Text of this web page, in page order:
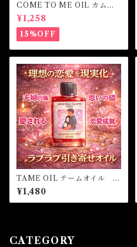
COME TO ME OIL カムト
ゥーミーオイル
¥1,258
15%OFF
TAME OIL テームオイル -
理想の恋愛を引き寄せる-
¥1,480
CATEGORY